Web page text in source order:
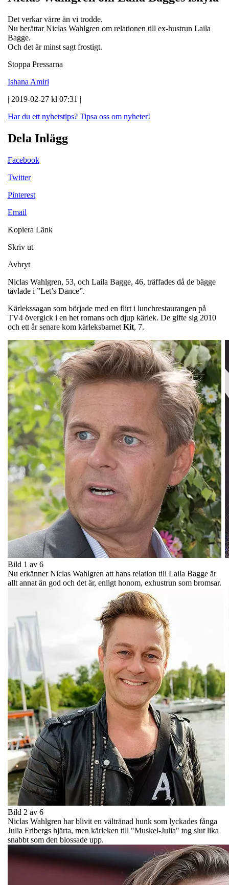
Det verkar värre än vi trodde.
Nu berättar Niclas Wahlgren om relationen till ex-hustrun Laila
Bagge.
Och det är minst sagt frostigt.
Stoppa Pressarna
Ishana Amiri
| 2019-02-27 kl 07:31 |
Har du ett nyhetstips? Tipsa oss om nyheter!
Dela Inlägg
Facebook
Twitter
Pinterest
Email
Kopiera Länk
Skriv ut
Avbryt
Niclas Wahlgren, 53, och Laila Bagge, 46, träffades då de bägge
tävlade i ”Let’s Dance”.
Kärlekssagan som började med en flirt i lunchrestaurangen på
TV4 övergick i en het romans och djup kärlek. De gifte sig 2010
och ett år senare kom kärleksbarnet Kit, 7.
Bild 1 av 6
Nu erkänner Niclas Wahlgren att hans relation till Laila Bagge är
allt annat än god och det är, enligt honom, exhustrun som bromsar.
Bild 2 av 6
Niclas Wahlgren har blivit en vältränad hunk som lyckades fånga
Julia Fribergs hjärta, men kärleken till "Muskel-Julia" tog slut lika
snabbt som den blossade upp.